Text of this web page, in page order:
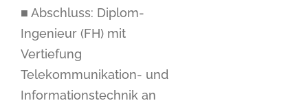
■ Abschluss: Diplom-
Ingenieur (FH) mit
Vertiefung
Telekommunikation- und
Informationstechnik an